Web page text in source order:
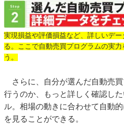
実現損益や評価損益など、詳しいデ
る。ここで自動売買プログラムの実
う。
さらに、自分が選んだ自動売
行うのか、もっと詳しく確認し
ル。相場の動きに合わせて自動
を見ることができる。